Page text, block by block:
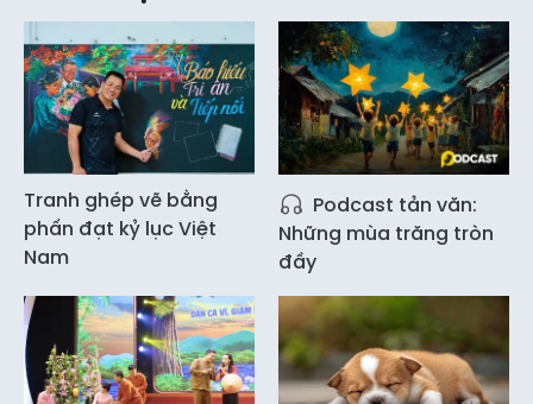
Tranh ghép vẽ bằng
phấn đạt kỷ lục Việt
Nam
Podcast tản văn:
Những mùa trăng tròn
đầy